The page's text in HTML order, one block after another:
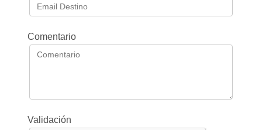
Comentario
Validación